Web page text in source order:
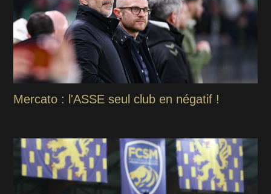
Mercato : l'ASSE seul club en négatif !